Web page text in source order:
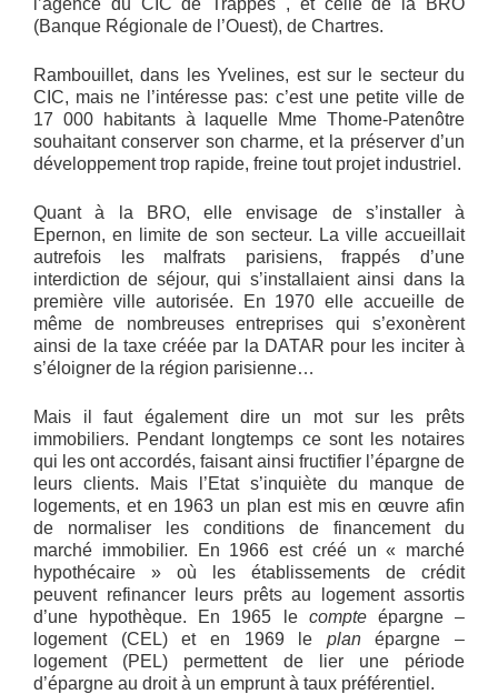
l’agence du CIC de Trappes , et celle de la BRO
(Banque Régionale de l’Ouest), de Chartres.
Rambouillet, dans les Yvelines, est sur le secteur du
CIC, mais ne l’intéresse pas: c’est une petite ville de
17 000 habitants à laquelle Mme Thome-Patenôtre
souhaitant conserver son charme, et la préserver d’un
développement trop rapide, freine tout projet industriel.
Quant à la BRO, elle envisage de s’installer à
Epernon, en limite de son secteur. La ville accueillait
autrefois les malfrats parisiens, frappés d’une
interdiction de séjour, qui s’installaient ainsi dans la
première ville autorisée. En 1970 elle accueille de
même de nombreuses entreprises qui s’exonèrent
ainsi de la taxe créée par la DATAR pour les inciter à
s’éloigner de la région parisienne…
Mais il faut également dire un mot sur les prêts
immobiliers. Pendant longtemps ce sont les notaires
qui les ont accordés, faisant ainsi fructifier l’épargne de
leurs clients. Mais l’Etat s’inquiète du manque de
logements, et en 1963 un plan est mis en œuvre afin
de normaliser les conditions de financement du
marché immobilier. En 1966 est créé un « marché
hypothécaire » où les établissements de crédit
peuvent refinancer leurs prêts au logement assortis
d’une hypothèque. En 1965 le compteépargne –
logement (CEL) et en 1969 le planépargne –
logement (PEL) permettent de lier une période
d’épargne au droit à un emprunt à taux préférentiel.